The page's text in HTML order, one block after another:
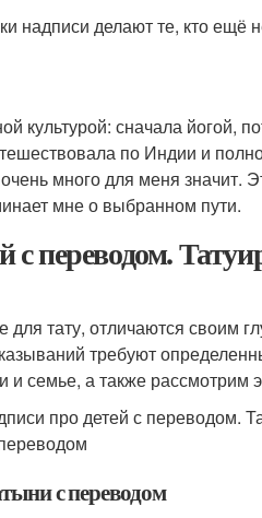
надписи делают те, кто ещё
культурой: сначала йогой,
по Индии и
много для меня значит.
мне о выбранном пути.
с переводом.
тату, отличаются своим
требуют
семье, а также рассмотрим
с переводом